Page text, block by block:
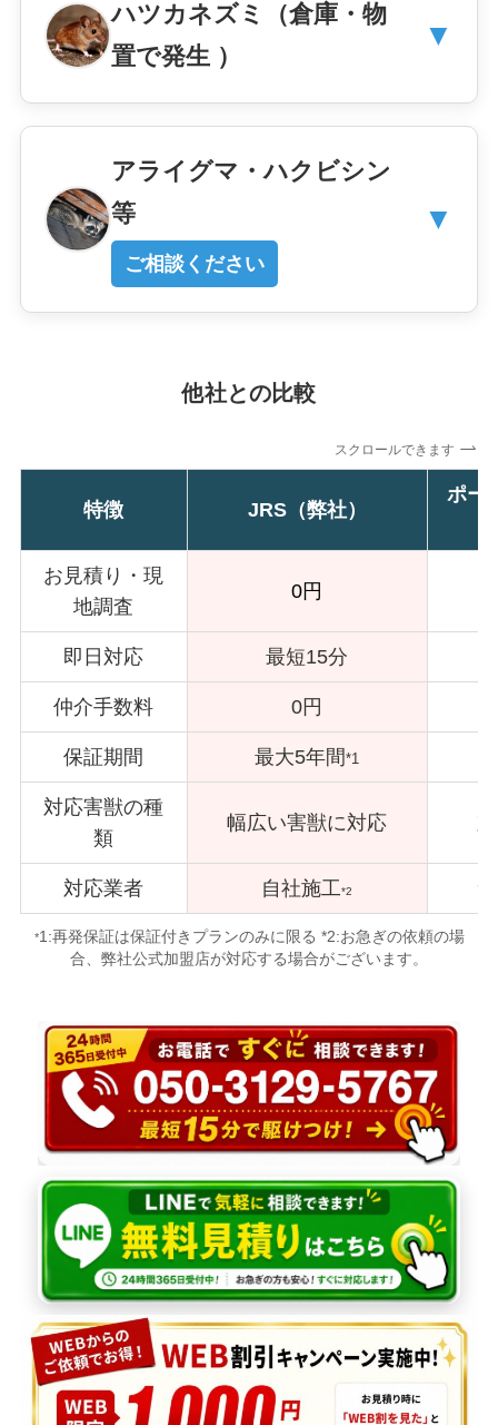
ハツカネズミ（倉庫・物
置で発生 ）
▼
アライグマ・ハクビシン
等
ご相談ください
▼
他社との比較
スクロールできます
特徴 JRS（弊社）
ポー
お見積り・現
地調査
0円
即日対応 最短15分
仲介手数料 0円
保証期間 最大5年間*1
対応害獣の種
類
幅広い害獣に対応
対応業者 自社施工*2
*1:再発保証は保証付きプランのみに限る *2:お急ぎの依頼の場
合、弊社公式加盟店が対応する場合がございます。